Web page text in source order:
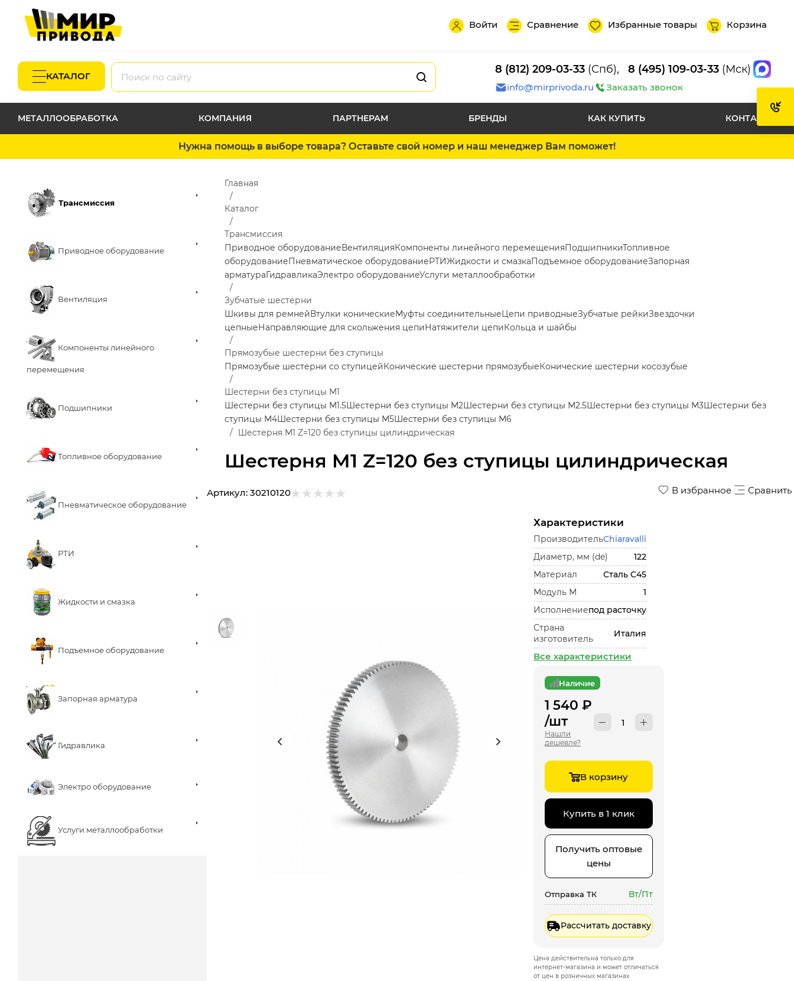
Войти Сравнение Избранные товары Корзина
КАТАЛОГ
8 (812) 209-03-33 (Спб), 8 (495) 109-03-33 (Мск)
info@mirprivoda.ru Заказать звонок
МЕТАЛЛООБРАБОТКА КОМПАНИЯ ПАРТНЕРАМ БРЕНДЫ КАК КУПИТЬ КОНТАКТЫ
Нужна помощь в выборе товара? Оставьте свой номер и наш менеджер Вам поможет!
Трансмиссия
Приводное оборудование
Вентиляция
Компоненты линейного
перемещения
Подшипники
Топливное оборудование
Пневматическое оборудование
РТИ
Жидкости и смазка
Подъемное оборудование
Запорная арматура
Гидравлика
Электро оборудование
Услуги металлообработки
Шестерня M1 Z=120 без ступицы цилиндрическая
Главная
Каталог
Трансмиссия
Приводное оборудованиеВентиляцияКомпоненты линейного перемещенияПодшипникиТопливное
оборудованиеПневматическое оборудованиеРТИЖидкости и смазкаПодъемное оборудованиеЗапорная
арматураГидравликаЭлектро оборудованиеУслуги металлообработки
Зубчатые шестерни
Шкивы для ремнейВтулки коническиеМуфты соединительныеЦепи приводныеЗубчатые рейкиЗвездочки
цепныеНаправляющие для скольжения цепиНатяжители цепиКольца и шайбы
Прямозубые шестерни без ступицы
Прямозубые шестерни со ступицейКонические шестерни прямозубыеКонические шестерни косозубые
Шестерни без ступицы М1
Шестерни без ступицы М1.5Шестерни без ступицы М2Шестерни без ступицы М2.5Шестерни без ступицы М3Шестерни без
ступицы М4Шестерни без ступицы М5Шестерни без ступицы М6
Шестерня M1 Z=120 без ступицы цилиндрическая
В избранное Сравнить
Артикул: 30210120
Характеристики
ПроизводительChiaravalli
Диаметр, мм (de)
122
Материал
Сталь С45
Модуль М
1
Исполнениепод расточку
Страна
изготовитель
Италия
Все характеристики
Наличие
1 540 ₽
/шт
Нашли
дешевле?
В корзину
Купить в 1 клик
Получить оптовые
цены
Отправка ТК Вт/Пт
Рассчитать доставку
Цена действительна только для
интернет-магазина и может отличаться
от цен в розничных магазинах